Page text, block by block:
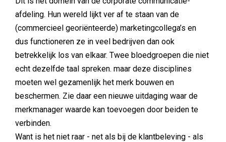
afdeling. Hun wereld lijkt ver af te staan van de
(commercieel georiënteerde) marketingcollega’s en
dus functioneren ze in veel bedrijven dan ook
betrekkelijk los van elkaar. Twee bloedgroepen die niet
echt dezelfde taal spreken. maar deze disciplines
moeten wel gezamenlijk het merk bouwen en
beschermen. Zie daar een nieuwe uitdaging waar de
merkmanager waarde kan toevoegen door beiden te
verbinden.
Want is het niet raar - net als bij de klantbeleving - als